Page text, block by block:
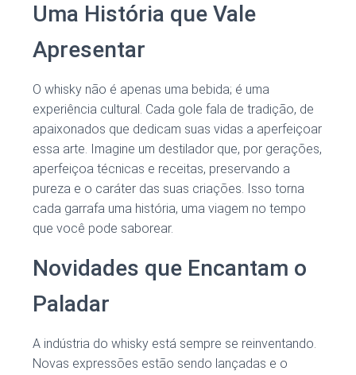
Uma História que Vale
Apresentar
O whisky não é apenas uma bebida; é uma
experiência cultural. Cada gole fala de tradição, de
apaixonados que dedicam suas vidas a aperfeiçoar
essa arte. Imagine um destilador que, por gerações,
aperfeiçoa técnicas e receitas, preservando a
pureza e o caráter das suas criações. Isso torna
cada garrafa uma história, uma viagem no tempo
que você pode saborear.
Novidades que Encantam o
Paladar
A indústria do whisky está sempre se reinventando.
Novas expressões estão sendo lançadas e o